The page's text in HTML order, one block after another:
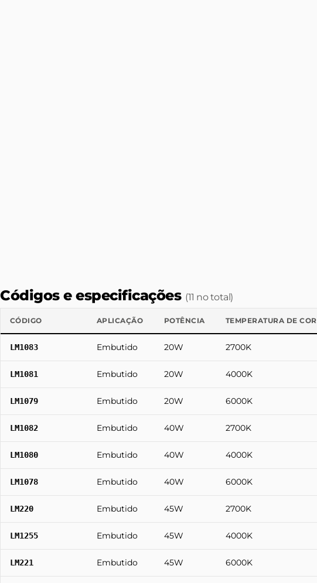
Códigos e especificações (11 no total)
CÓDIGO APLICAÇÃO POTÊNCIA TEMPERATURA DE COR
LM1083 Embutido 20W 2700K
LM1081 Embutido 20W 4000K
LM1079 Embutido 20W 6000K
LM1082 Embutido 40W 2700K
LM1080 Embutido 40W 4000K
LM1078 Embutido 40W 6000K
LM220 Embutido 45W 2700K
LM1255 Embutido 45W 4000K
LM221 Embutido 45W 6000K